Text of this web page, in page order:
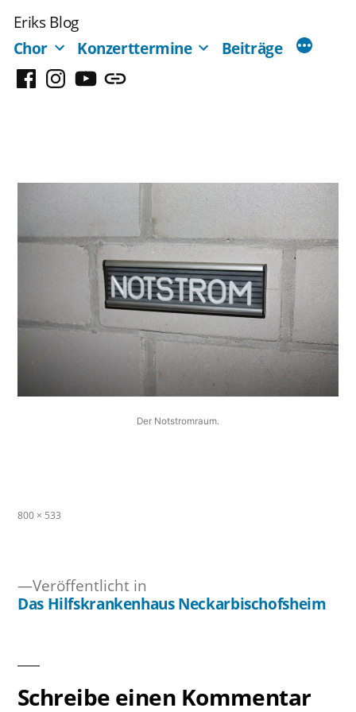
Inhalt
springen
Eriks Blog
Chor
Konzerttermine Beiträge
FacebookInstagram
YouTubeMastodon
Der Notstromraum.
Originalgröße
800 × 533
Veröffentlicht in
Das Hilfskrankenhaus Neckarbischofsheim
Schreibe einen Kommentar